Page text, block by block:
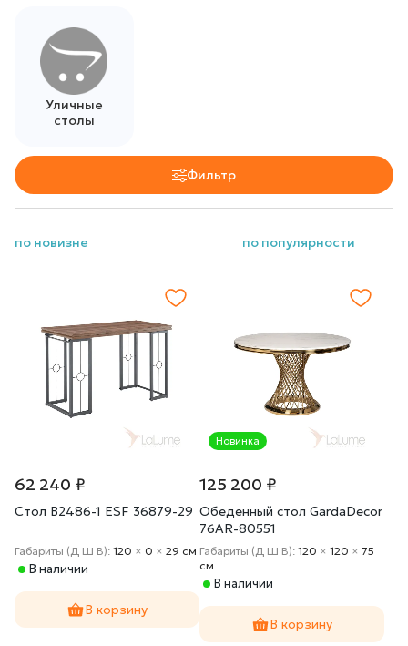
Уличные
столы
Фильтр
по новизне по популярности
62 240 ₽
Стол B2486-1 ESF 36879-29
Габариты (Д Ш В): 120 × 0 × 29 cм
В наличии
В корзину
Новинка
125 200 ₽
Обеденный стол GardaDecor
76AR-80551
Габариты (Д Ш В): 120 × 120 × 75
cм
В наличии
В корзину